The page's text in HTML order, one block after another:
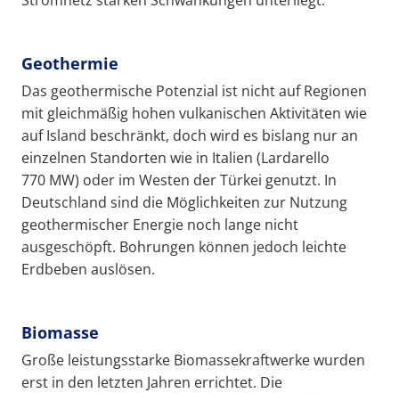
Geothermie
Das geothermische Potenzial ist nicht auf Regionen
mit gleichmäßig hohen vulkanischen Aktivitäten wie
auf Island beschränkt, doch wird es bislang nur an
einzelnen Standorten wie in Italien (Lardarello
770 MW) oder im Westen der Türkei genutzt. In
Deutschland sind die Möglichkeiten zur Nutzung
geothermischer Energie noch lange nicht
ausgeschöpft. Bohrungen können jedoch leichte
Erdbeben auslösen.
Biomasse
Große leistungsstarke Biomassekraftwerke wurden
erst in den letzten Jahren errichtet. Die